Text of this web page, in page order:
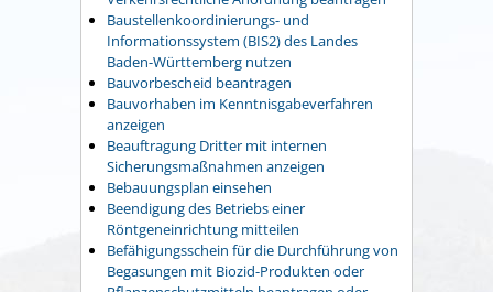
Baustellenkoordinierungs- und
Informationssystem (BIS2) des Landes
Baden-Württemberg nutzen
Bauvorbescheid beantragen
Bauvorhaben im Kenntnisgabeverfahren
anzeigen
Beauftragung Dritter mit internen
Sicherungsmaßnahmen anzeigen
Bebauungsplan einsehen
Beendigung des Betriebs einer
Röntgeneinrichtung mitteilen
Befähigungsschein für die Durchführung von
Begasungen mit Biozid-Produkten oder